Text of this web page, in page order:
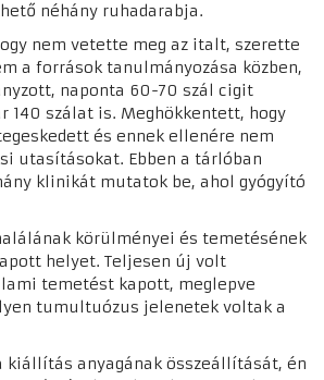
néhány ruhadarabja.
nem vetette meg az italt, szerette
a források tanulmányozása közben,
naponta 60-70 szál cigit
140 szálat is. Meghökkentett, hogy
és ennek ellenére nem
utasításokat. Ebben a tárlóban
klinikát mutatok be, ahol gyógyító
körülményei és temetésének
helyet. Teljesen új volt
temetést kapott, meglepve
tumultuózus jelenetek voltak a
kiállítás anyagának összeállítását, én